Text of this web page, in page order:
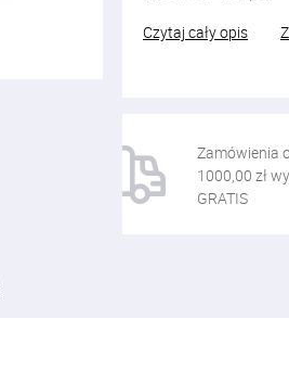
Czytaj cały opis
Zamówienia
1000,00 zł
GRATIS